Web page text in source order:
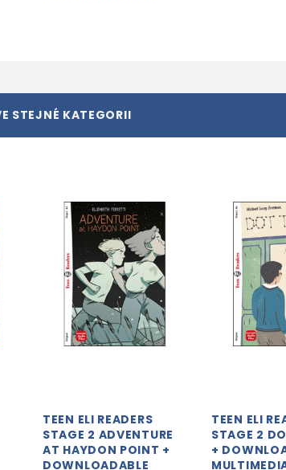
STEJNÉ KATEGORII
TEEN ELI READERS
STAGE 2 ADVENTURE
AT HAYDON POINT +
DOWNLOADABLE
TEEN ELI
STAGE 2
+